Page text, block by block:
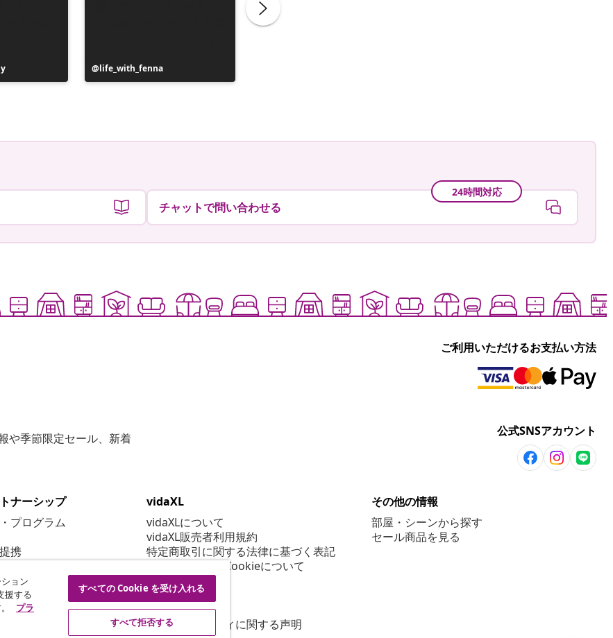
投
稿
life_with_fenna
24時間対応
チャットで問い合わせる
ご利用いただけるお支払い方法
や季節限定セール、新着
公式SNSアカウント
ナーシップ
プログラム
携
vidaXL
vidaXLについて
vidaXL販売者利用規約
特定商取引に関する法律に基づく表記
プライバシー＆Cookieについて
Cookie 設定
行動規範
セキュリティ
アクセシビリティに関する声明
その他の情報
部屋・シーンから探す
セール商品を見る
ョン
援する
プラ
すべての Cookie を受け入れる
すべて拒否する